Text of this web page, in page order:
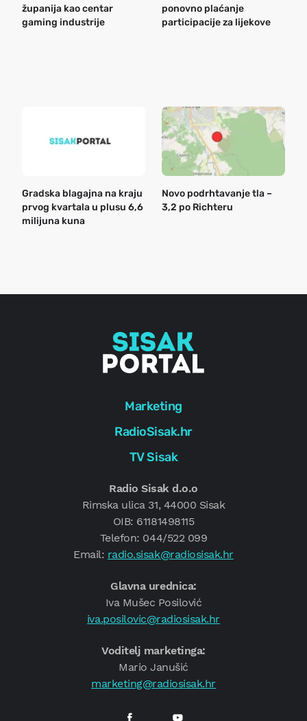
županija kao centar
gaming industrije
ponovno plaćanje
participacije za lijekove
Gradska blagajna na kraju
prvog kvartala u plusu 6,6
milijuna kuna
Novo podrhtavanje tla –
3,2 po Richteru
Marketing
RadioSisak.hr
TV Sisak
Radio Sisak d.o.o
Rimska ulica 31, 44000 Sisak
OIB: 61181498115
Telefon: 044/522 099
Email: radio.sisak@radiosisak.hr
Glavna urednica:
Iva Mušec Posilović
iva.posilovic@radiosisak.hr
Voditelj marketinga:
Mario Janušić
marketing@radiosisak.hr